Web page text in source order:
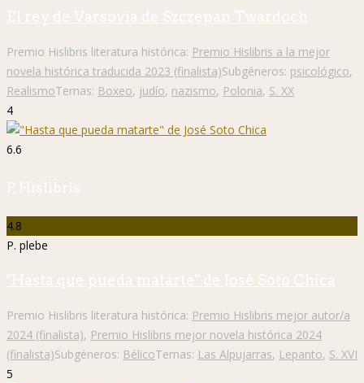
El rey de Varsovia de Szczepan Twardoch
Premio Hislibris literatura histórica: Premio Hislibris a la mejor
novela histórica traducida 2023 (finalista)Subgéneros: psicológico,
RealismoTemas: Boxeo, judío, nazismo, Polonia, S. XX
4
6.6
P. Hislibris
4.8
P. plebe
"Hasta que pueda matarte" de José Soto Chica
Premio Hislibris literatura histórica: Premio Hislibris mejor autor/a
2024 (finalista), Premio Hislibris mejor novela histórica 2024
(finalista)Subgéneros: BélicoTemas: Las Alpujarras, Lepanto, S. XVI
5